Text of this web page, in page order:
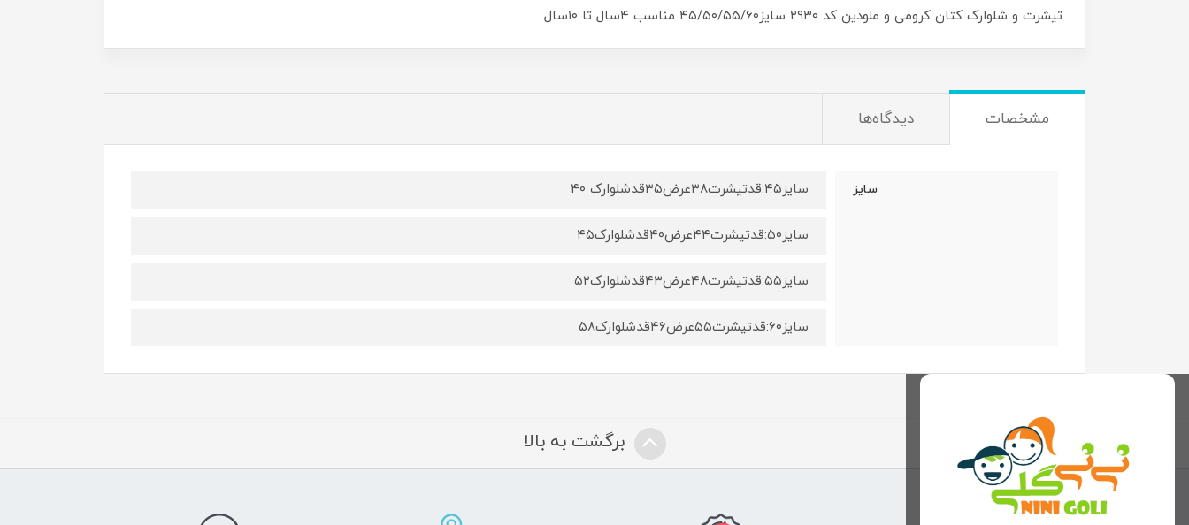
تیشرت و شلوارک کتان کرومی و ملودین کد ۲۹۳۰ سایز۴۵/۵۰/۵۵/۶۰ مناسب ۴سال تا ۱۰سال
مشخصات دیدگاه‌ها
سایز سایز۴۵:قدتیشرت۳۸عرض۳۵قدشلوارک ۴۰
سایز۵۰:قدتیشرت۴۴عرض۴۰قدشلوارک۴۵
سایز۵۵:قدتیشرت۴۸عرض۴۳قدشلوارک۵۲
سایز۶۰:قدتیشرت۵۵عرض۴۶قدشلوارک۵۸
برگشت به بالا